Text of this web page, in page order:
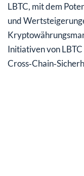
LBTC, mit dem
und
Initiativen von